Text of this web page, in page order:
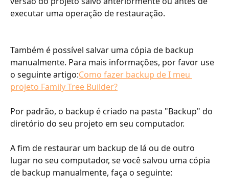
executar uma operação de restauração.
Também é possível salvar uma cópia de backup
manualmente. Para mais informações, por favor use
o seguinte artigo:Como fazer backup de I meu
projeto Family Tree Builder?
​​​​Por padrão, o backup é criado na pasta "Backup" do
diretório do seu projeto em seu computador.
​​​​A fim de restaurar um backup de lá ou de outro
lugar no seu computador, se você salvou uma cópia
de backup manualmente, faça o seguinte:​​